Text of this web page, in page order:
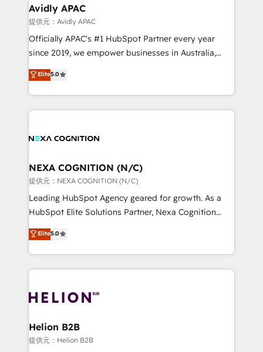
traffic, generates better leads and crushes your
revenue goals. We've worked with thousands of
HubSpot customers and we'd love to work with you
too! Clients come to us for: Advanced CRM solutions
HubSpot Data System Migrations between systems
to HubSpot New lead generation strategies Time-
Avidly APAC
提供元：Avidly APAC
Officially APAC's #1 HubSpot Partner every year
since 2019, we empower businesses in Australia,
New Zealand, and globally to realise their full
potential through enterprise HubSpot CRM
implementation. And we deliver best practice across
the whole HubSpot platform, covering marketing,
all businesses, from start-up to Enterprise, and have
the world. Our human approach to digital
transformation is designed for businesses who want
to grow. And we're passionate about APAC
businesses leading the world in technology, agility
record migrating businesses from CRM & Marketing
Platforms such as Salesforce, Dynamics, Pipedrive,
with attract and retain customers, manage their
business people and processes, and how they
Elite5.0
NEXA COGNITION (N/C)
提供元：NEXA COGNITION (N/C)
Leading HubSpot Agency geared for growth. As a
HubSpot Elite Solutions Partner, Nexa Cognition
ranks in the top 1% of global HubSpot Partners and
has been one of the longest-standing partners since
2012. We empower businesses to harness the full
potential of HubSpot by combining strategic
bespoke HubSpot solutions tailored to drive
Choose Nexa Cognition? 🚀 HubSpot Expertise: Our
certified team specialises in CRM implementation,
Elite5.0
Helion B2B
提供元：Helion B2B